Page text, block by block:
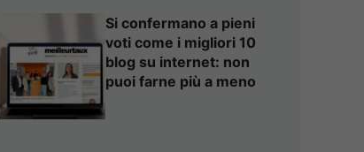
Si confermano a pieni
voti come i migliori 10
blog su internet: non
puoi farne più a meno